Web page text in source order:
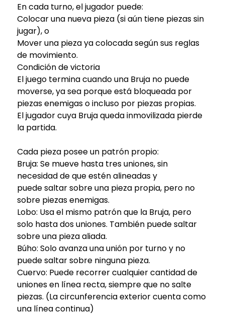
En cada turno, el jugador puede:
Colocar una nueva pieza (si aún tiene piezas sin
jugar), o
Mover una pieza ya colocada según sus reglas
de movimiento.
Condición de victoria
El juego termina cuando una Bruja no puede
moverse, ya sea porque está bloqueada por
piezas enemigas o incluso por piezas propias.
El jugador cuya Bruja queda inmovilizada pierde
la partida.
Cada pieza posee un patrón propio:
Bruja: Se mueve hasta tres uniones, sin
necesidad de que estén alineadas y
puede saltar sobre una pieza propia, pero no
sobre piezas enemigas.
Lobo: Usa el mismo patrón que la Bruja, pero
solo hasta dos uniones. También puede saltar
sobre una pieza aliada.
Búho: Solo avanza una unión por turno y no
puede saltar sobre ninguna pieza.
Cuervo: Puede recorrer cualquier cantidad de
uniones en línea recta, siempre que no salte
piezas. (La circunferencia exterior cuenta como
una línea continua)